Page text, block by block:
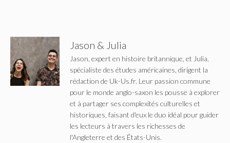
Jason & Julia
Jason, expert en histoire britannique, et Julia,
spécialiste des études américaines, dirigent la
rédaction de Uk-Us.fr. Leur passion commune
pour le monde anglo-saxon les pousse à explorer
et à partager ses complexités culturelles et
historiques, faisant d'eux le duo idéal pour guider
les lecteurs à travers les richesses de
l'Angleterre et des États-Unis.